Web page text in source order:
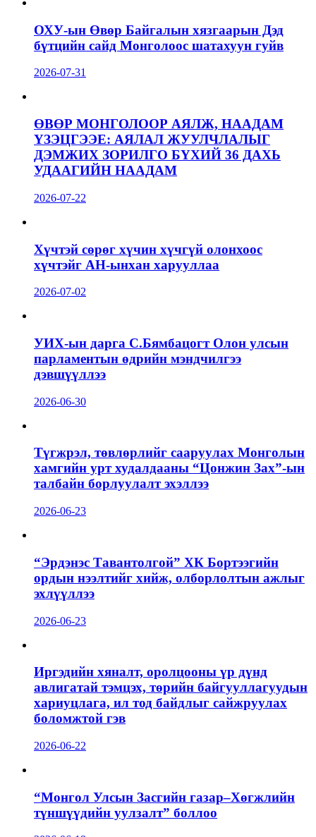
ОХУ-ын Өвөр Байгалын хязгаарын Дэд
бүтцийн сайд Монголоос шатахуун гуйв
2026-07-31
ӨВӨР МОНГОЛООР АЯЛЖ, НААДАМ
ҮЗЭЦГЭЭЕ: АЯЛАЛ ЖУУЛЧЛАЛЫГ
ДЭМЖИХ ЗОРИЛГО БҮХИЙ 36 ДАХЬ
УДААГИЙН НААДАМ
2026-07-22
Хүчтэй сөрөг хүчин хүчгүй олонхоос
хүчтэйг АН-ынхан харууллаа
2026-07-02
УИХ-ын дарга С.Бямбацогт Олон улсын
парламентын өдрийн мэндчилгээ
дэвшүүллээ
2026-06-30
Түгжрэл, төвлөрлийг сааруулах Монголын
хамгийн урт худалдааны “Цонжин Зах”-ын
талбайн борлуулалт эхэллээ
2026-06-23
“Эрдэнэс Тавантолгой” ХК Бортээгийн
ордын нээлтийг хийж, олборлолтын ажлыг
эхлүүллээ
2026-06-23
Иргэдийн хяналт, оролцооны үр дүнд
авлигатай тэмцэх, төрийн байгууллагуудын
хариуцлага, ил тод байдлыг сайжруулах
боломжтой гэв
2026-06-22
“Монгол Улсын Засгийн газар–Хөгжлийн
түншүүдийн уулзалт” боллоо